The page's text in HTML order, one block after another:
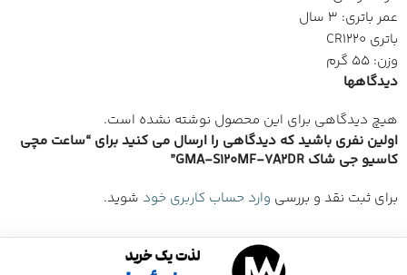
عمر باتری: 3 سال
باتری CR1220
وزن: 55 گرم
دیدگاهها
هیچ دیدگاهی برای این محصول نوشته نشده است.
اولین نفری باشید که دیدگاهی را ارسال می کنید برای “ساعت مچی
کاسیو جی شاک GMA-S120MF-7A2DR”
برای ثبت نقد و بررسی وارد حساب کاربری خود شوید.